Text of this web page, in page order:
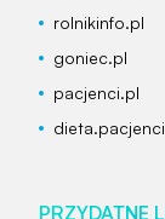
rolnikinfo.pl
goniec.pl
pacjenci.pl
PRZYDATNE